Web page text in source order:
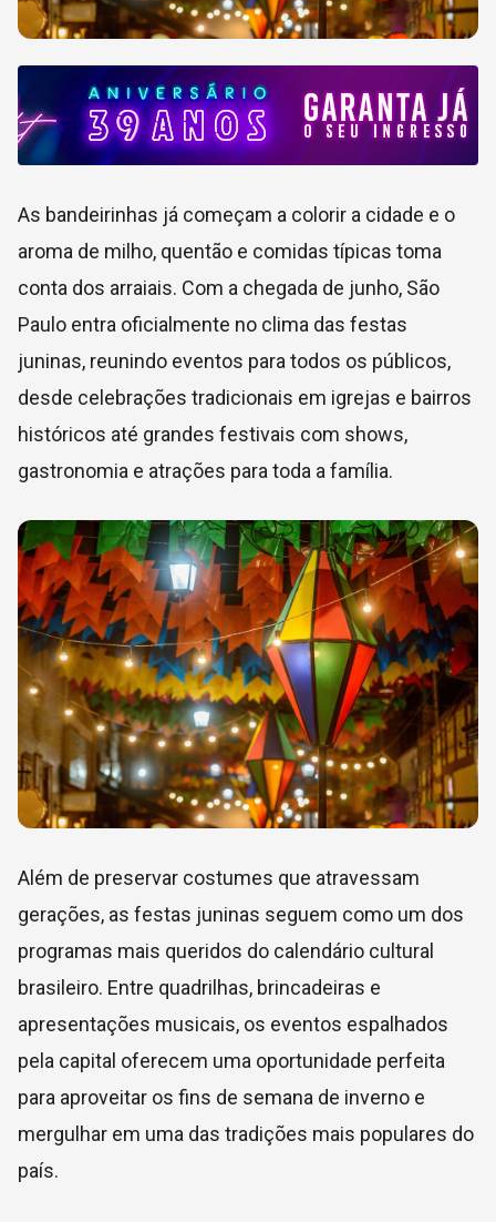
As bandeirinhas já começam a colorir a cidade e o
aroma de milho, quentão e comidas típicas toma
conta dos arraiais. Com a chegada de junho, São
Paulo entra oficialmente no clima das festas
juninas, reunindo eventos para todos os públicos,
desde celebrações tradicionais em igrejas e bairros
históricos até grandes festivais com shows,
gastronomia e atrações para toda a família.
Além de preservar costumes que atravessam
gerações, as festas juninas seguem como um dos
programas mais queridos do calendário cultural
brasileiro. Entre quadrilhas, brincadeiras e
apresentações musicais, os eventos espalhados
pela capital oferecem uma oportunidade perfeita
para aproveitar os fins de semana de inverno e
mergulhar em uma das tradições mais populares do
país.